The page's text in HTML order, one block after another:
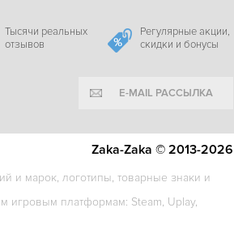
Тысячи реальных
отзывов
Регулярные акции,
скидки и бонусы
E-MAIL РАССЫЛКА
и марок, логотипы, товарные знаки и
игровым платформам: Steam, Uplay,
Zaka-Zaka © 2013-2026